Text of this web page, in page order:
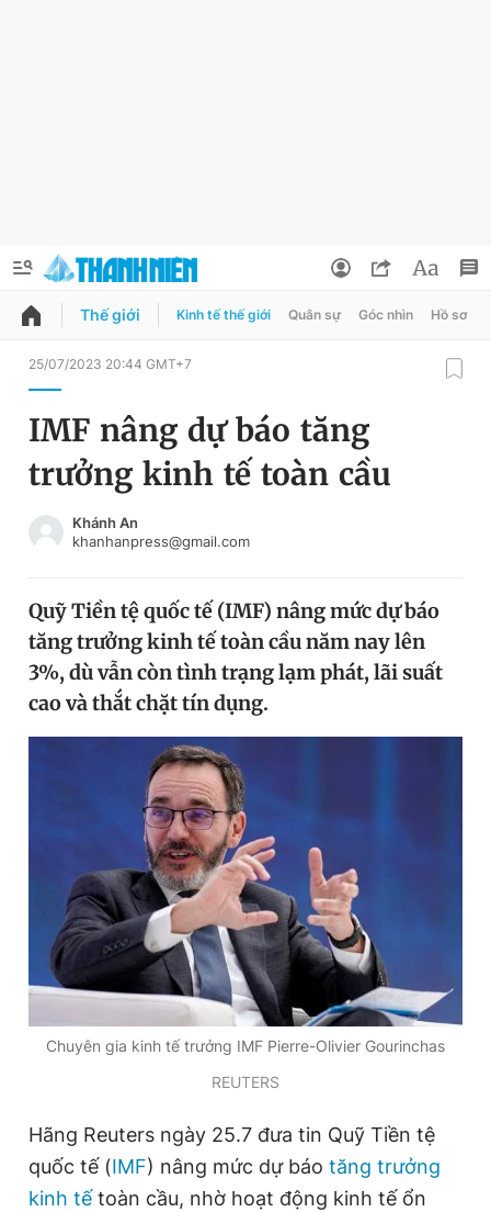
QUẢNG CÁO
Chuyên mục
Chuyên mục khác
Tin thị trường Tin 360
Video Magazine
Tiện ích Bạn cần biết
Thông tin tòa soạn Liên hệ quảng cáo
Đọc Thanh Niên trên điện thoại
Theo dõi báo trên
Đổi mật khẩu
Tin đã lưu
Tin đã xem
Đăng xuất
Thế giới Kinh tế thế giới Quân sự Góc nhìn Hồ sơ
25/07/2023 20:44 GMT+7
IMF nâng dự báo tăng
trưởng kinh tế toàn cầu
Khánh An
khanhanpress@gmail.com
Quỹ Tiền tệ quốc tế (IMF) nâng mức dự báo
tăng trưởng kinh tế toàn cầu năm nay lên
3%, dù vẫn còn tình trạng lạm phát, lãi suất
cao và thắt chặt tín dụng.
Chuyên gia kinh tế trưởng IMF Pierre-Olivier Gourinchas
REUTERS
Hãng Reuters ngày 25.7 đưa tin Quỹ Tiền tệ
quốc tế (IMF) nâng mức dự báo tăng trưởng
kinh tế toàn cầu, nhờ hoạt động kinh tế ổn